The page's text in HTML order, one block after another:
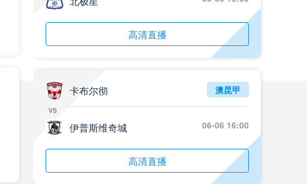
标签
标签
2024年5月21日 足协杯第3轮
标签
2024年5月21日
标签
比赛录像
标签
比赛录像 成都蓉城
高清直播
卡布尔彻
vs
伊普斯维奇城
澳昆甲
06-06 16:00
高清直播